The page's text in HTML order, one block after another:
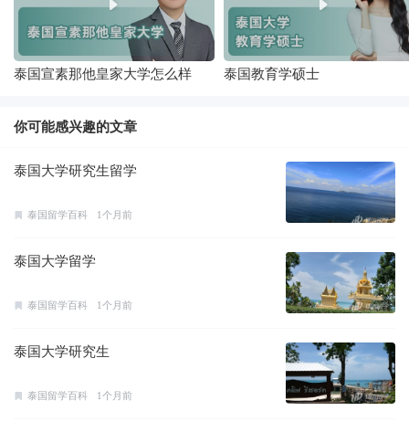
泰国宣素那他皇家大学怎么样 泰国教育学硕士
你可能感兴趣的文章
泰国大学研究生留学
泰国留学百科 1个月前
泰国大学留学
泰国留学百科 1个月前
泰国大学研究生
泰国留学百科 1个月前